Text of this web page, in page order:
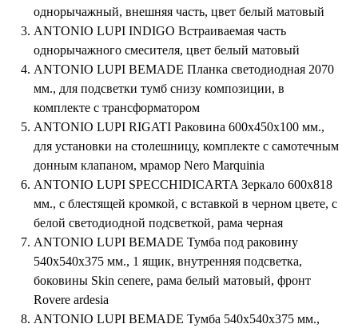
однорычажный, внешняя часть, цвет белый матовый
ANTONIO LUPI INDIGO Встраиваемая часть
однорычажного смесителя, цвет белый матовый
ANTONIO LUPI BEMADE Планка светодиодная 2070
мм., для подсветки тумб снизу композиции, в
комплекте с трансформатором
ANTONIO LUPI RIGATI Раковина 600х450х100 мм.,
для установки на столешницу, комплекте с самотечным
донным клапаном, мрамор Nero Marquinia
ANTONIO LUPI SPECCHIDICARTA Зеркало 600х818
мм., с блестящей кромкой, с вставкой в черном цвете, с
белой светодиодной подсветкой, рама черная
ANTONIO LUPI BEMADE Тумба под раковину
540х540х375 мм., 1 ящик, внутренняя подсветка,
боковины Skin cenere, рама белый матовый, фронт
Rovere ardesia
ANTONIO LUPI BEMADE Тумба 540х540х375 мм.,